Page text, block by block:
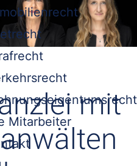
Mitarbeiter
mit